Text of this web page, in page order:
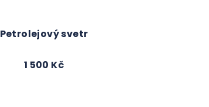
Petrolejový svetr
1 500 Kč